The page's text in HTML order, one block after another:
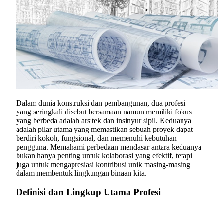
Dalam dunia konstruksi dan pembangunan, dua profesi
yang seringkali disebut bersamaan namun memiliki fokus
yang berbeda adalah arsitek dan insinyur sipil. Keduanya
adalah pilar utama yang memastikan sebuah proyek dapat
berdiri kokoh, fungsional, dan memenuhi kebutuhan
pengguna. Memahami perbedaan mendasar antara keduanya
bukan hanya penting untuk kolaborasi yang efektif, tetapi
juga untuk mengapresiasi kontribusi unik masing-masing
dalam membentuk lingkungan binaan kita.
Definisi dan Lingkup Utama Profesi